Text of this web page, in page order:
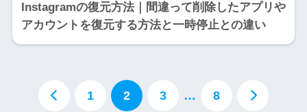
Instagramの復元方法｜間違って削除したアプリや
アカウントを復元する方法と一時停止との違い
1 2 3 … 8